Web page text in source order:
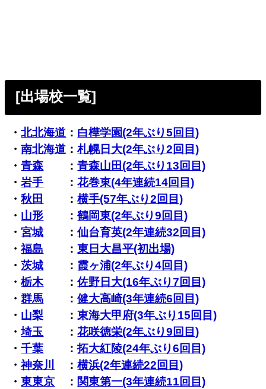
[出場校一覧]
・北北海道 ： 白樺学園(2年ぶり5回目)
・南北海道 ：札幌日大(2年ぶり2回目)
・青森 ：青森山田(2年ぶり13回目)
・岩手 ：花巻東(4年連続14回目)
・秋田 ：横手(57年ぶり2回目)
・ 山形 ：鶴岡東(2年ぶり9回目)
・宮城 ：仙台育英(2年連続32回目)
・福島 ：東日大昌平(初出場)
・茨城 ： 霞ヶ浦(2年ぶり4回目)
・栃木：佐野日大(16年ぶり7回目)
・群馬 ：健大高崎(3年連続6回目)
・ 山梨 ：東海大甲府(3年ぶり15回目)
・埼玉 ：花咲徳栄(2年ぶり9回目)
・千葉 ：拓大紅陵(24年ぶり6回目)
・神奈川 ：横浜(2年連続22回目)
・東東京 ： 関東第一(3年連続11回目)